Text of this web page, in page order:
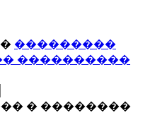
���������
����������
� ��������